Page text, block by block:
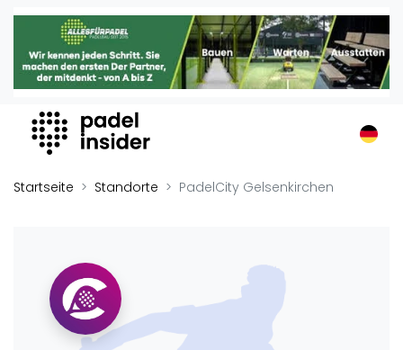
Padel Insider
Home
Organisationen
Buchungssysteme
Padel-Shops
Verschiedenes
Veranstaltungen
Turniere
Startseite Standorte PadelCity Gelsenkirchen